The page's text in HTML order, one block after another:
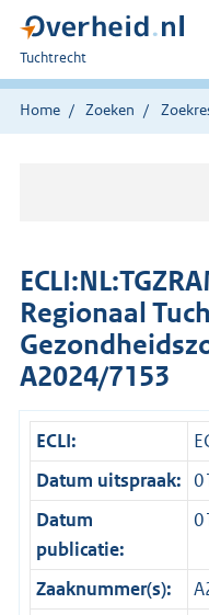
U
bent
hier:
Tuchtrecht
Home Zoeken
Regionaal
A2024/7153
ECLI:
Datum uitspraak:
Datum
publicatie:
Zaaknummer(s):